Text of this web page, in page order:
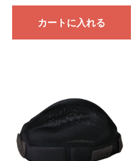
カートに入れる